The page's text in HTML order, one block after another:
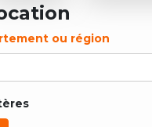
ou région